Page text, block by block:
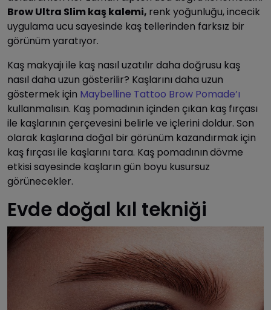
Brow Ultra Slim kaş kalemi, renk yoğunluğu, incecik
uygulama ucu sayesinde kaş tellerinden farksız bir
görünüm yaratıyor.
Kaş makyajı ile kaş nasıl uzatılır daha doğrusu kaş
nasıl daha uzun gösterilir? Kaşlarını daha uzun
göstermek için Maybelline Tattoo Brow Pomade’ı
kullanmalısın. Kaş pomadının içinden çıkan kaş fırçası
ile kaşlarının çerçevesini belirle ve içlerini doldur. Son
olarak kaşlarına doğal bir görünüm kazandırmak için
kaş fırçası ile kaşlarını tara. Kaş pomadınındövme
etkisi sayesinde kaşların gün boyu kusursuz
görünecekler.
Evde doğal kıl tekniği